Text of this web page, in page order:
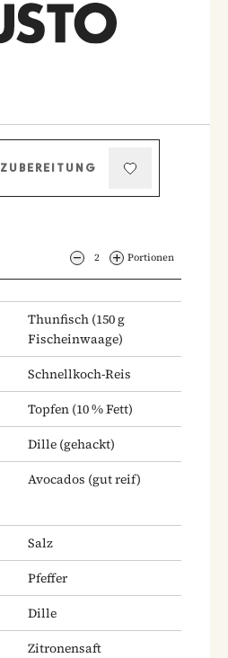
ZUBEREITUNG
2 Portionen
Thunfisch (150 g
Fischeinwaage)
Schnellkoch-Reis
Topfen (10 % Fett)
Dille (gehackt)
Avocados (gut reif)
Salz
Pfeffer
Dille
Zitronensaft